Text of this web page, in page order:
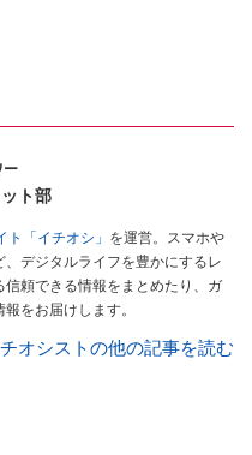
ー
ト部
ト「イチオシ」 を運営。スマホや
デジタルライフを豊かにするレ
頼できる情報をまとめたり、ガ
をお届けします。
オシストの他の記事を読む